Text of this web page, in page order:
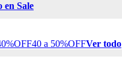
en Sale
40 a 50%OFFVer todo